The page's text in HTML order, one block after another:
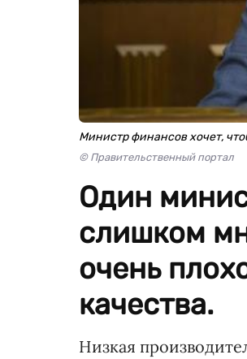
Министр финансов хочет,
© Правительственный портал
Один
слишком
очень
качества.
Низкая